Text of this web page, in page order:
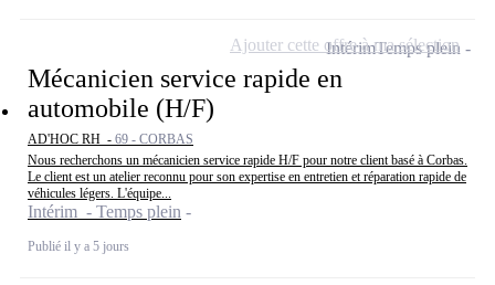
Mécanicien service rapide en
automobile (H/F)
AD'HOC RH - 69 - CORBAS
Nous recherchons un mécanicien service rapide H/F pour notre client basé à Corbas.
Le client est un atelier reconnu pour son expertise en entretien et réparation rapide de
véhicules légers. L'équipe...
Intérim - Temps plein
Publié il y a 5 jours
IntérimTemps plein
Ajouter cette offre à ma sélection